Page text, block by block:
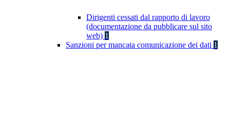
Dirigenti cessati dal rapporto di lavoro
(documentazione da pubblicare sul sito
web) 1
Sanzioni per mancata comunicazione dei dati 1